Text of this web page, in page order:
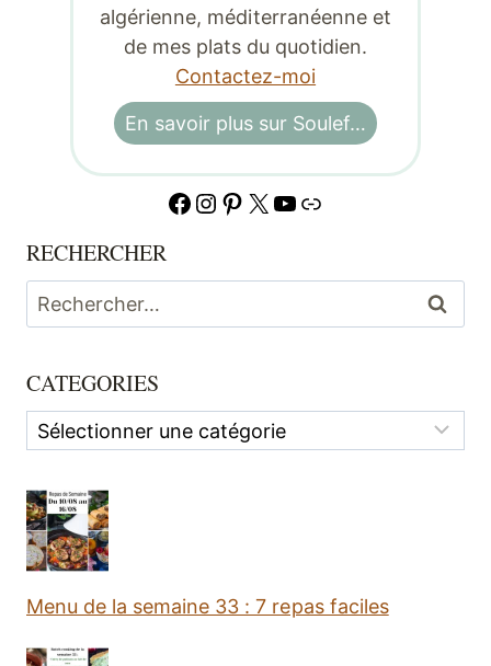
algérienne, méditerranéenne et
de mes plats du quotidien.
Contactez-moi
En savoir plus sur Soulef…
Facebook
Instagram
Pinterest
X YouTube
Lien
RECHERCHER
Rechercher :
CATEGORIES
Categories
Menu de la semaine 33 : 7 repas faciles